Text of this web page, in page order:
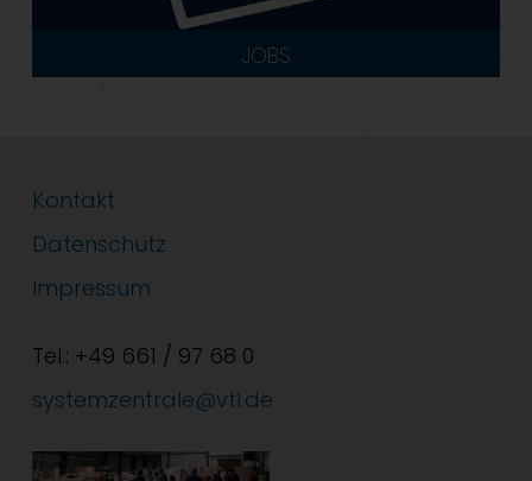
JOBS
Kontakt
Datenschutz
Impressum
Tel.: +49 661 / 97 68 0
systemzentrale@vtl.de